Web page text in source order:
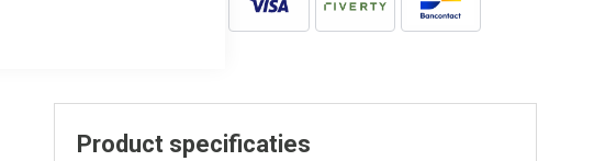
Product specificaties